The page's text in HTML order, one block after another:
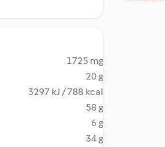
1725 mg
20 g
3297 kJ / 788 kcal
58 g
6 g
34 g